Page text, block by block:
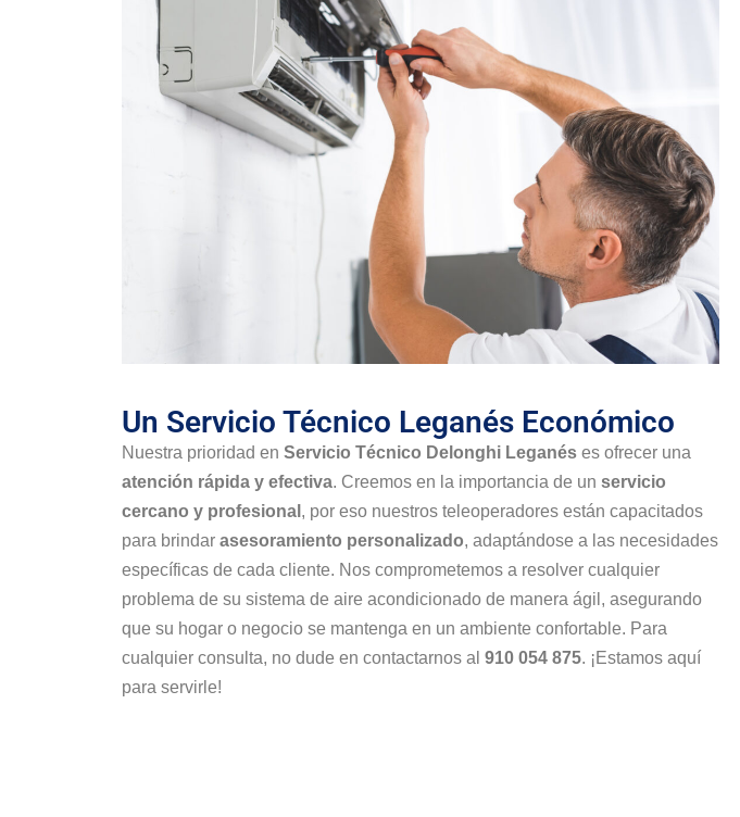
Un Servicio Técnico Leganés Económico
Nuestra prioridad en Servicio Técnico Delonghi Leganés es ofrecer una
atención rápida y efectiva. Creemos en la importancia de un servicio
cercano y profesional , por eso nuestros teleoperadores están capacitados
para brindar asesoramiento personalizado, adaptándose a las necesidades
específicas de cada cliente. Nos comprometemos a resolver cualquier
problema de su sistema de aire acondicionado de manera ágil, asegurando
que su hogar o negocio se mantenga en un ambiente confortable. Para
cualquier consulta, no dude en contactarnos al 910 054 875. ¡Estamos aquí
para servirle!